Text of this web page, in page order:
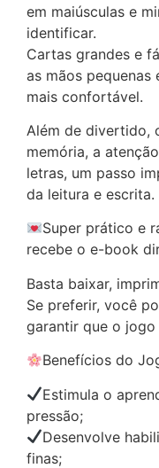
em maiúsculas e
identificar.
Cartas grandes e
as mãos pequenas
mais confortável.
Além de divertido,
memória, a
letras, um passo
da leitura e escrita.
Super prático e
recebe o e-book
Basta baixar,
Se preferir, você
garantir que o jogo
Benefícios do
Estimula o
pressão;
Desenvolve
finas;